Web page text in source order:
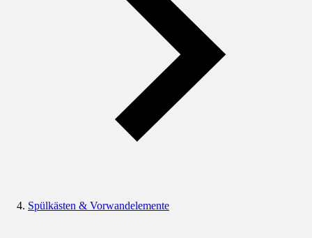
Spülkästen & Vorwandelemente